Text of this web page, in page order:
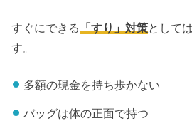
すぐにできる 「すり」対策として
す。
多額の現金を持ち歩かない
バッグは体の正面で持つ